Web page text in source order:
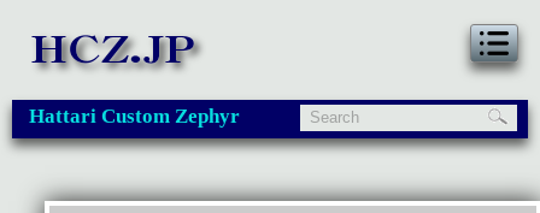
Hattari Custom Zephyr